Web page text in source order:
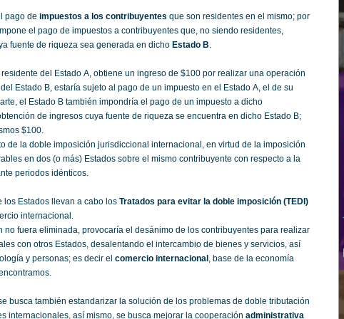
pago de impuestos a los contribuyentes que son residentes en el mismo; por
el pago de impuestos a contribuyentes que, no siendo residentes,
fuente de riqueza sea generada en dicho Estado B.
residente del Estado A, obtiene un ingreso de $100 por realizar una operación
Estado B, estaría sujeto al pago de un impuesto en el Estado A, el de su
el Estado B también impondría el pago de un impuesto a dicho
de ingresos cuya fuente de riqueza se encuentra en dicho Estado B;
$100.
de la doble imposición jurisdiccional internacional, en virtud de la imposición
en dos (o más) Estados sobre el mismo contribuyente con respecto a la
periodos idénticos.
los Estados llevan a cabo los Tratados para evitar la doble imposición (TEDI)
internacional.
no fuera eliminada, provocaría el desánimo de los contribuyentes para realizar
con otros Estados, desalentando el intercambio de bienes y servicios, así
y personas; es decir el comercio internacional , base de la economía
busca también estandarizar la solución de los problemas de doble tributación
internacionales, así mismo, se busca mejorar la cooperación administrativa